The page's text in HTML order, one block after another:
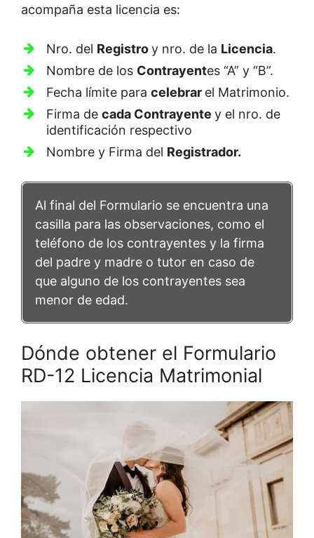
acompaña esta licencia es:
Nro. del Registroy nro. de la Licencia.
Nombre de los Contrayentes “A” y “B”.
Fecha límite para celebrar el Matrimonio.
Firma de cada Contrayente y el nro. de
identificación respectivo
Nombre y Firma del Registrador.
Al final del Formulario se encuentra una
casilla para las observaciones, como el
teléfono de los contrayentes y la firma
del padre y madre o tutor en caso de
que alguno de los contrayentes sea
menor de edad.
Dónde obtener el Formulario
RD-12 Licencia Matrimonial